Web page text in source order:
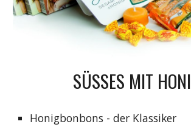
SÜSSES MIT HONIG
Honigbonbons - der Klassiker